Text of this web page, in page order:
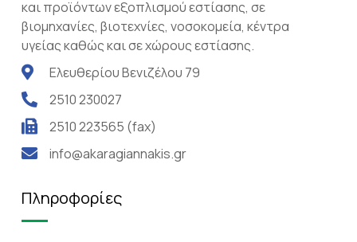
και προϊόντων εξοπλισμού εστίασης, σε
βιομηχανίες, βιοτεχνίες, νοσοκομεία, κέντρα
υγείας καθώς και σε χώρους εστίασης.
Ελευθερίου Βενιζέλου 79
2510 230027
2510 223565 (fax)
info@akaragiannakis.gr
Πληροφορίες